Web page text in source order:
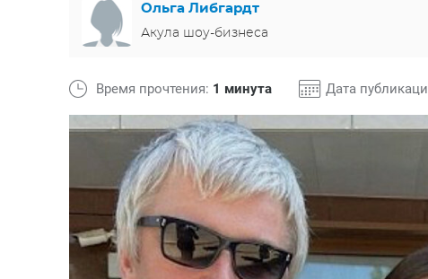
Ольга Либгардт
Акула шоу-бизнеса
Время прочтения: 1 минута Дата